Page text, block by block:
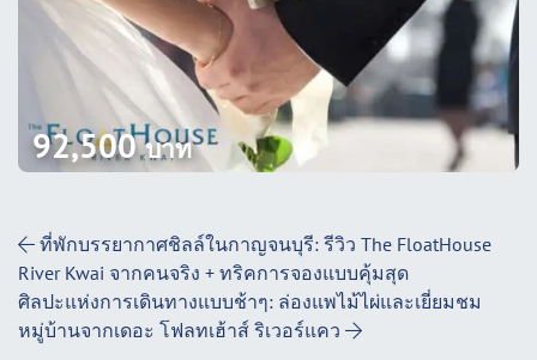
92,500บาท
Post Navigation
ที่พักบรรยากาศชิลล์ในกาญจนบุรี: รีวิว The FloatHouse
River Kwai จากคนจริง + ทริคการจองแบบคุ้มสุด
ศิลปะแห่งการเดินทางแบบช้าๆ: ล่องแพไม้ไผ่และเยี่ยมชม
หมู่บ้านจากเดอะ โฟลทเฮ้าส์ ริเวอร์แคว